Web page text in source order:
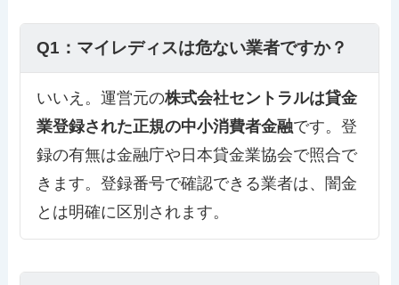
Q1：マイレディスは危ない業者ですか？
いいえ。運営元の株式会社セントラルは貸金
業登録された正規の中小消費者金融です。登
録の有無は金融庁や日本貸金業協会で照合で
きます。登録番号で確認できる業者は、闇金
とは明確に区別されます。